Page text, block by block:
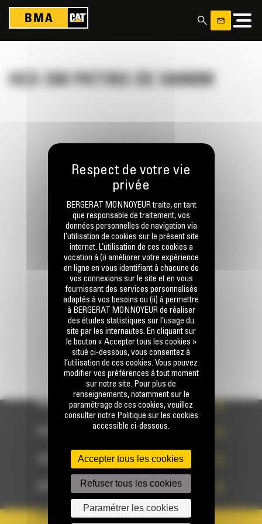
HEX SM PATINS DE 500MM
Appelez-nous
0770 555 556
Écrivez-nous
ENVOYER LA DEMANDE
ACCÈS RAPIDE
ACCÈS RAPIDE
ACCÈS RAPIDE
ACCÈS RAPIDE
PAYS
Panneau de gestion des cookies
BERGERAT MONNOYEUR traite, en tant
que responsable de traitement, vos
données personnelles de navigation via
l’utilisation de cookies sur le présent site
internet. L’utilisation de ces cookies a
vocation à (i) améliorer votre expérience
en ligne en vous identifiant à chacune de
vos connexions sur le site et en vous
fournissant des services personnalisés
adaptés à vos besoins ou (ii) à permettre
à BERGERAT MONNOYEUR de réaliser
des études statistiques sur l’usage du
site par les internautes. En cliquant sur
le bouton « Accepter tous les cookies »
situé ci-dessous, vous consentez à
l’utilisation de ces cookies. Vous pouvez
modifier vos préférences à tout moment
sur notre site. Pour plus de
renseignements, notamment sur le
paramétrage de ces cookies, veuillez
consulter notre Politique sur les cookies
accessible ci-dessous.
Accepter tous les cookies
Refuser tous les cookies
Paramétrer les cookies